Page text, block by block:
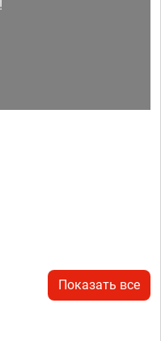
Показать все